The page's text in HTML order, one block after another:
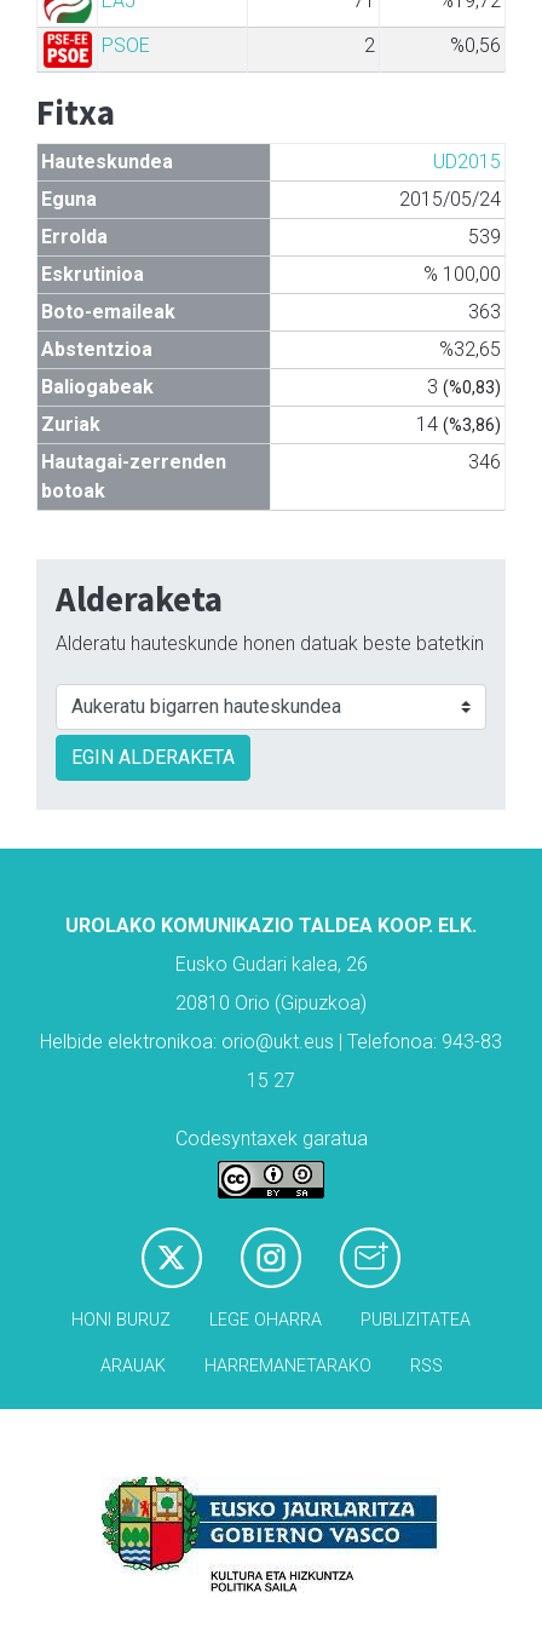
PSOE
2 %0,56
Fitxa
Hauteskundea
UD2015
Eguna
2015/05/24
Errolda
539
Eskrutinioa
% 100,00
Boto-emaileak
363
Abstentzioa
%32,65
Baliogabeak
3 (%0,83)
Zuriak 14 (%3,86)
Hautagai-zerrenden
botoak
346
Alderaketa
Alderatu hauteskunde honen datuak beste batetkin
EGIN ALDERAKETA
UROLAKO KOMUNIKAZIO TALDEA KOOP. ELK.
Eusko Gudari kalea, 26
20810 Orio (Gipuzkoa)
Helbide elektronikoa: orio@ukt.eus | Telefonoa: 943-83
15 27
Codesyntaxek garatua
HONI BURUZ LEGE OHARRA PUBLIZITATEA
ARAUAK HARREMANETARAKO RSS